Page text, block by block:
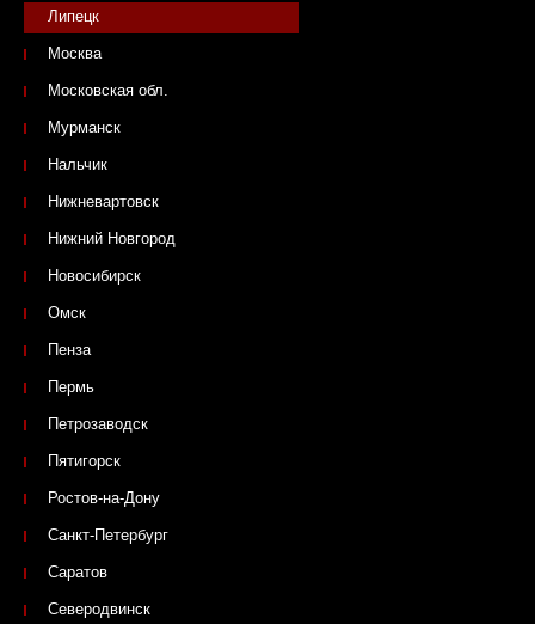
Липецк
Москва
Московская обл.
Мурманск
Нальчик
Нижневартовск
Нижний Новгород
Новосибирск
Омск
Пенза
Пермь
Петрозаводск
Пятигорск
Ростов-на-Дону
Санкт-Петербург
Саратов
Северодвинск